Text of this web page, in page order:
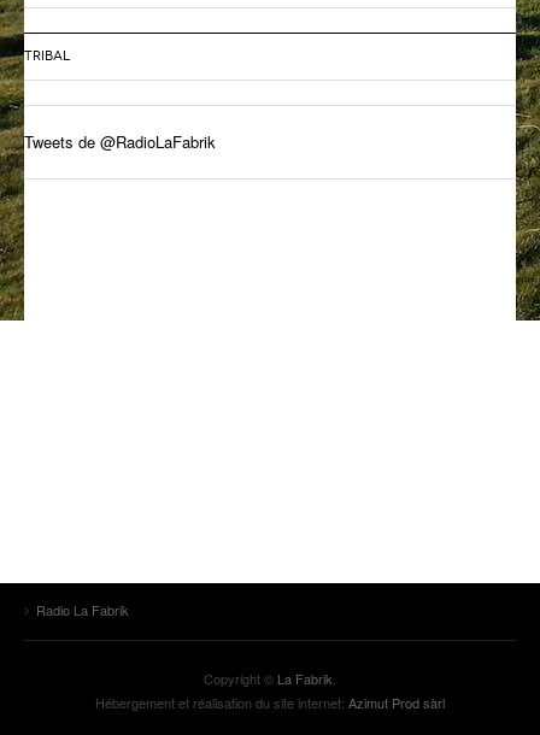
SONORIK
ZIRCONIUM
TRIBAL
Tweets de @RadioLaFabrik
Radio La Fabrik
Copyright © La Fabrik
Hébergement et réalisation du site internet: Azimut Prod sàrl